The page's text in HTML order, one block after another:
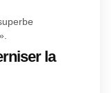
la